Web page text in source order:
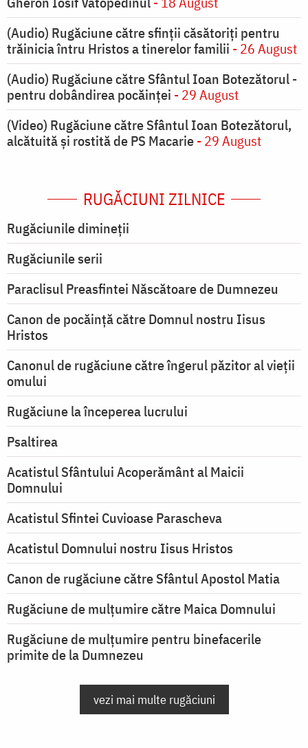
(Audio) Rugăciune către sfinții căsătoriți pentru
trăinicia întru Hristos a tinerelor familii - 26 August
(Audio) Rugăciune către Sfântul Ioan Botezătorul -
pentru dobândirea pocăinței - 29 August
(Video) Rugăciune către Sfântul Ioan Botezătorul,
alcătuită și rostită de PS Macarie- 29 August
RUGĂCIUNI ZILNICE
Rugăciunile dimineții
Rugăciunile serii
Paraclisul Preasfintei Născătoare de Dumnezeu
Canon de pocăință către Domnul nostru Iisus
Hristos
Canonul de rugăciune către îngerul păzitor al vieții
omului
Rugăciune la începerea lucrului
Psaltirea
Acatistul Sfântului Acoperământ al Maicii
Domnului
Acatistul Sfintei Cuvioase Parascheva
Acatistul Domnului nostru Iisus Hristos
Canon de rugăciune către Sfântul Apostol Matia
Rugăciune de mulţumire către Maica Domnului
Rugăciune de mulțumire pentru binefacerile
primite de la Dumnezeu
vezi mai multe rugăciuni